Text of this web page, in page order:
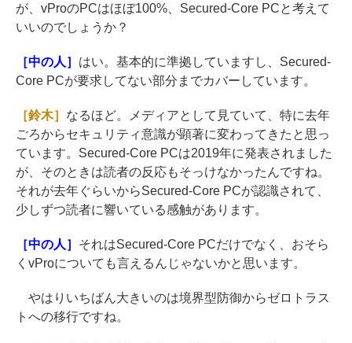
が、vProのPCはほぼ100%、Secured-Core PCと考えて
いいのでしょうか？
［中の人］ はい。基本的に準拠していますし、Secured-
Core PCが要求してない部分までカバーしています。
［鈴木］ なるほど。メディアとして見ていて、特に去年
ごろからセキュリティ意識が顕著に変わってきたと思っ
ています。Secured-Core PCは2019年に発表されました
が、そのときは読者の反応もそっけなかったんですね。
それが去年ぐらいからSecured-Core PCが認識されて、
少しずつ読者に響いている感触があります。
［中の人］ それはSecured-Core PCだけでなく、おそら
くvProについても言えるんじゃないかと思います。
やはりいちばん大きいのは境界型防御からゼロトラス
トへの移行ですね。